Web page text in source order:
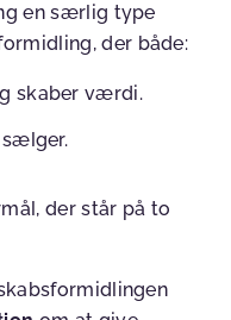
en særlig type
der både:
skaber værdi.
der står på to